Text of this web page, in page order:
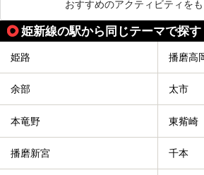
おすすめのアクティビティを
姫新線の駅から同じテーマで探す
姫路 播磨高
余部 太市
本竜野 東觜崎
播磨新宮 千本